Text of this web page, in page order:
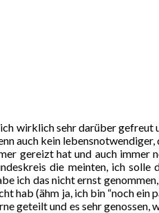
wirklich sehr darüber
auch kein
gereizt hat und auch immer
die meinten, ich
ich das nicht ernst
(ähm ja, ich bin “noch ein
geteilt und es sehr genossen,